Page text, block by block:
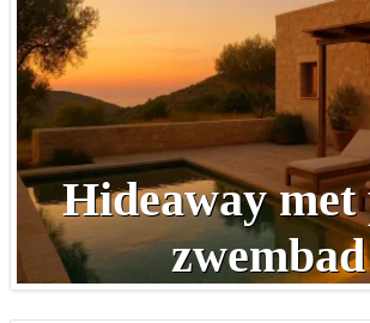
Hideaway
zwembad